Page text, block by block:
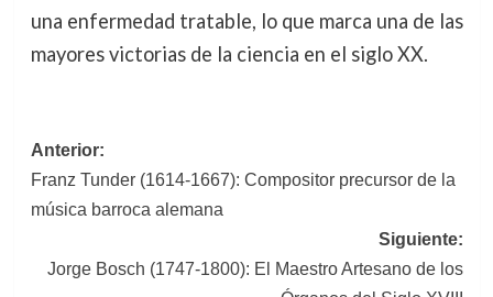
una enfermedad tratable, lo que marca una de las
mayores victorias de la ciencia en el siglo XX.
Navegación
de
Anterior:
Franz Tunder (1614-1667): Compositor precursor de la
música barroca alemana
Siguiente:
Jorge Bosch (1747-1800): El Maestro Artesano de los